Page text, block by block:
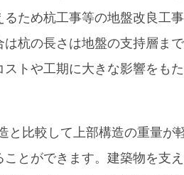
るため杭工事等の地盤改良工
は杭の長さは地盤の支持層ま
ストや工期に大きな影響をも
と比較して上部構造の重量が
ことができます。建築物を支